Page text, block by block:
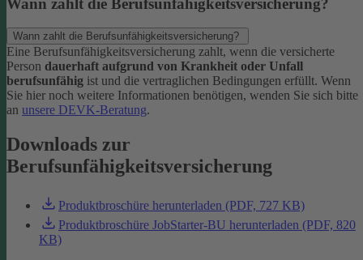
Wann zahlt die Berufsunfähigkeitsversicherung?
Eine Berufsunfähigkeitsversicherung zahlt, wenn die versicherte
Person dauerhaft aufgrund von Krankheit oder Unfall
berufsunfähig ist und die vertraglichen Bedingungen erfüllt. Wenn
Sie hier noch weitere Informationen benötigen, wenden Sie sich bitte
an unsere DEVK-Beratung.
Downloads zur
Berufsunfähigkeitsversicherung
Produktbroschüre herunterladen (PDF, 727 KB)
Produktbroschüre JobStarter-BU herunterladen (PDF, 820
KB)